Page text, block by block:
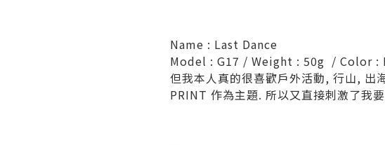
Name : Last Dance
Model : G17 / Weight : 50g / Color :
但我本人真的很喜歡戶外活動, 行山, 出
PRINT 作為主題. 所以又直接刺激了我